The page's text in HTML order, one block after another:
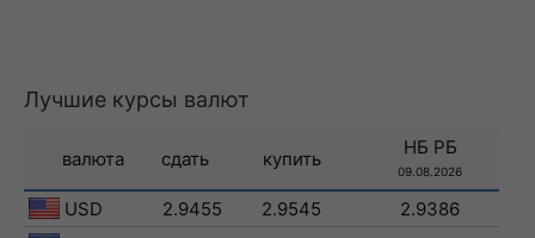
Лучшие курсы валют
валюта сдать купить
НБ РБ
09.08.2026
USD 2.9455 2.9545
2.9386